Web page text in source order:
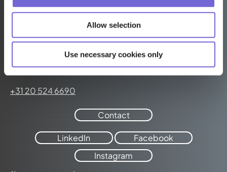
Allow selection
Use necessary cookies only
Keizersgracht 176-4
1016 DW Amsterdam
+31 20 524 6690
Contact
LinkedIn
Facebook
Instagram